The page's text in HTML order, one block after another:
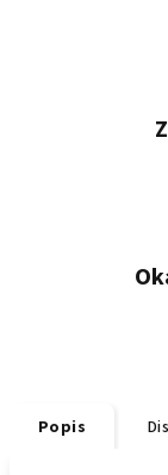
Popis